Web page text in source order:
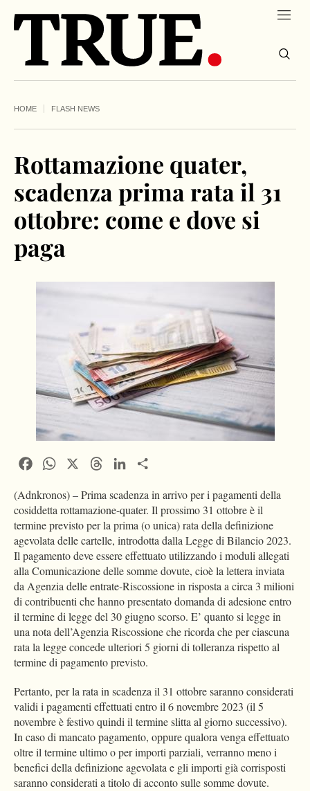
HOME FLASH NEWS
Rottamazione quater,
scadenza prima rata il 31
ottobre: come e dove si
paga
FacebookWhatsApp ThreadsLinkedIn
(Adnkronos) – Prima scadenza in arrivo per i pagamenti della
cosiddetta rottamazione-quater. Il prossimo 31 ottobre è il
termine previsto per la prima (o unica) rata della definizione
agevolata delle cartelle, introdotta dalla Legge di Bilancio 2023.
Il pagamento deve essere effettuato utilizzando i moduli allegati
alla Comunicazione delle somme dovute, cioè la lettera inviata
da Agenzia delle entrate-Riscossione in risposta a circa 3 milioni
di contribuenti che hanno presentato domanda di adesione entro
il termine di legge del 30 giugno scorso. E’ quanto si legge in
una nota dell’Agenzia Riscossione che ricorda che per ciascuna
rata la legge concede ulteriori 5 giorni di tolleranza rispetto al
termine di pagamento previsto.
Pertanto, per la rata in scadenza il 31 ottobre saranno considerati
validi i pagamenti effettuati entro il 6 novembre 2023 (il 5
novembre è festivo quindi il termine slitta al giorno successivo).
In caso di mancato pagamento, oppure qualora venga effettuato
oltre il termine ultimo o per importi parziali, verranno meno i
benefici della definizione agevolata e gli importi già corrisposti
saranno considerati a titolo di acconto sulle somme dovute.